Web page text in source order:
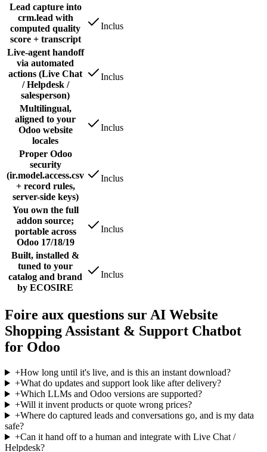
Lead capture into
crm.lead with
computed quality
score + transcript
Inclus
Live-agent handoff
via automated
actions (Live Chat
/ Helpdesk /
salesperson)
Inclus
Multilingual,
aligned to your
Odoo website
locales
Inclus
Proper Odoo
security
(ir.model.access.csv
+ record rules,
server-side keys)
Inclus
You own the full
addon source;
portable across
Odoo 17/18/19
Inclus
Built, installed &
tuned to your
catalog and brand
by ECOSIRE
Inclus
Foire aux questions sur AI Website
Shopping Assistant & Support Chatbot
for Odoo
+How long until it's live, and is this an instant download?
+What do updates and support look like after delivery?
+Which LLMs and Odoo versions are supported?
+Will it invent products or quote wrong prices?
+Where do captured leads and conversations go, and is my data
safe?
+Can it hand off to a human and integrate with Live Chat /
Helpdesk?